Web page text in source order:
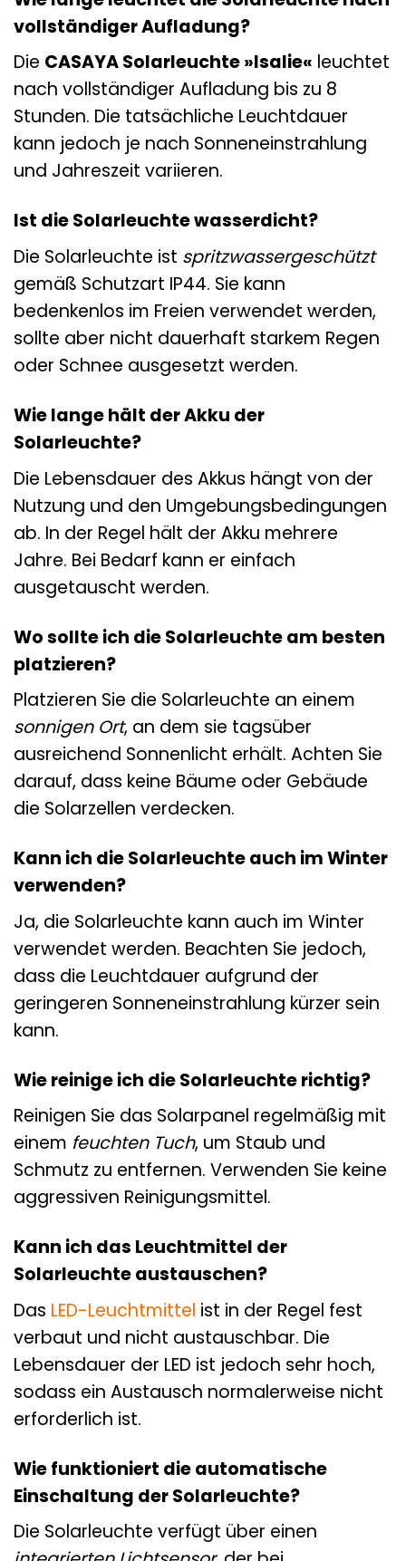
vollständiger Aufladung?
Die CASAYA Solarleuchte »Isalie« leuchtet
nach vollständiger Aufladung bis zu 8
Stunden. Die tatsächliche Leuchtdauer
kann jedoch je nach Sonneneinstrahlung
und Jahreszeit variieren.
Ist die Solarleuchte wasserdicht?
Die Solarleuchte ist spritzwassergeschützt
gemäß Schutzart IP44. Sie kann
bedenkenlos im Freien verwendet werden,
sollte aber nicht dauerhaft starkem Regen
oder Schnee ausgesetzt werden.
Wie lange hält der Akku der
Solarleuchte?
Die Lebensdauer des Akkus hängt von der
Nutzung und den Umgebungsbedingungen
ab. In der Regel hält der Akku mehrere
Jahre. Bei Bedarf kann er einfach
ausgetauscht werden.
Wo sollte ich die Solarleuchte am besten
platzieren?
Platzieren Sie die Solarleuchte an einem
sonnigen Ort, an dem sie tagsüber
ausreichend Sonnenlicht erhält. Achten Sie
darauf, dass keine Bäume oder Gebäude
die Solarzellen verdecken.
Kann ich die Solarleuchte auch im Winter
verwenden?
Ja, die Solarleuchte kann auch im Winter
verwendet werden. Beachten Sie jedoch,
dass die Leuchtdauer aufgrund der
geringeren Sonneneinstrahlung kürzer sein
kann.
Wie reinige ich die Solarleuchte richtig?
Reinigen Sie das Solarpanel regelmäßig mit
einem feuchten Tuch, um Staub und
Schmutz zu entfernen. Verwenden Sie keine
aggressiven Reinigungsmittel.
Kann ich das Leuchtmittel der
Solarleuchte austauschen?
Das LED-Leuchtmittel ist in der Regel fest
verbaut und nicht austauschbar. Die
Lebensdauer der LED ist jedoch sehr hoch,
sodass ein Austausch normalerweise nicht
erforderlich ist.
Wie funktioniert die automatische
Einschaltung der Solarleuchte?
Die Solarleuchte verfügt über einen